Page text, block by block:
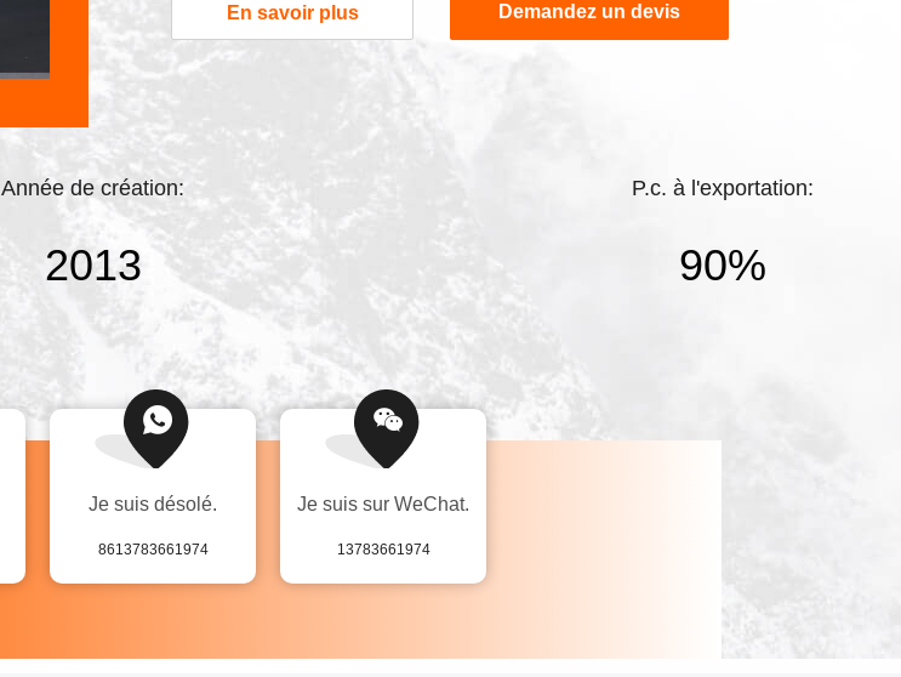
le support fort pour la société. Henan Lanphan Cie. industrielle,
En savoir plus Demandez un devis
Année de création:
2013
P.c. à l'exportation:
90%
Je suis désolé.
8613783661974
Je suis sur WeChat.
13783661974